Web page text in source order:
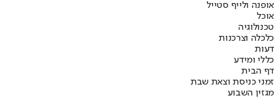
אופנה ולייף סטייל
אוכל
טכנולוגיה
כלכלה וצרכנות
דעות
כללי ומידע
דף הבית
זמני כניסת וצאת שבת
מגזין השבוע